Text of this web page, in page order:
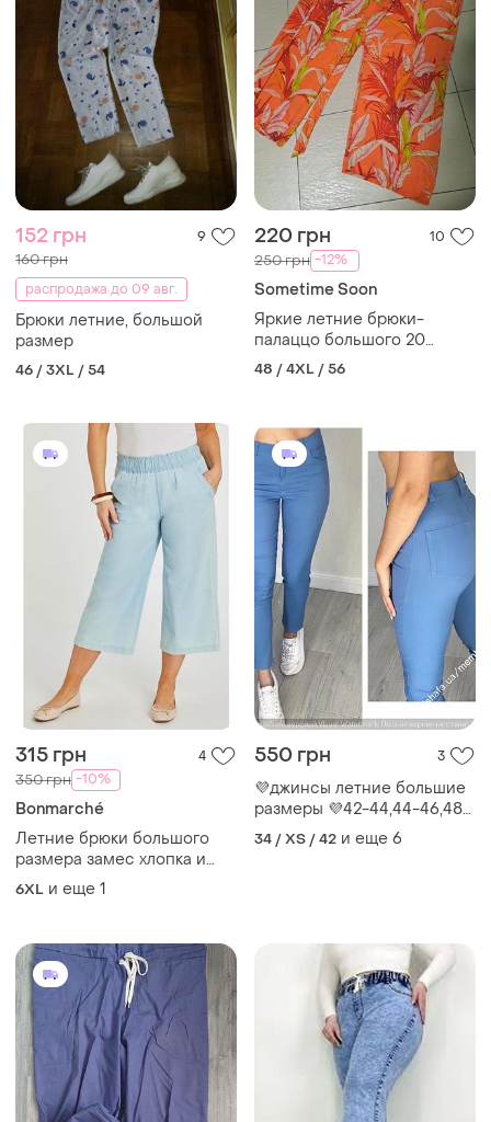
152 грн 9
160 грн
распродажа до 09 авг.
Брюки летние, большой
размер
46 / 3XL / 54
220 грн 10
250 грн -12%
Sometime Soon
Яркие летние брюки-
палаццо большого 20
размера
48 / 4XL / 56
315 грн 4
350 грн -10%
Bonmarché
Летние брюки большого
размера замес хлопка и
полиэстера большого
размера 28 ткань
6XL и еще 1
550 грн 3
💜джинсы летние большие
размеры 💜42-44,44-46,48-
50 и 52-54💜
34 / XS / 42 и еще 6